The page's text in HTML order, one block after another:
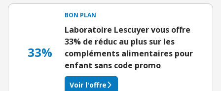
33%
BON PLAN
Laboratoire Lescuyer vous offre
33% de réduc au plus sur les
compléments alimentaires pour
enfant sans code promo
Voir l'offre